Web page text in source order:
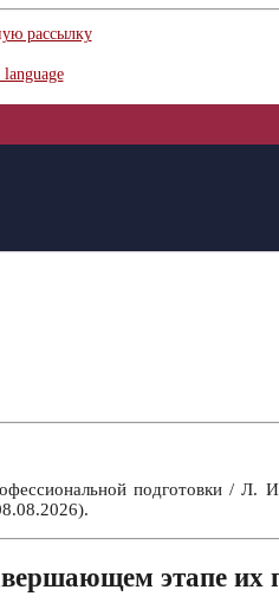
рассылку
подготовки /
этапе их